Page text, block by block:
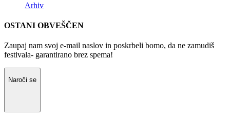
Arhiv
OSTANI OBVEŠČEN
Zaupaj nam svoj e-mail naslov in poskrbeli bomo, da ne zamudiš
festivala- garantirano brez spema!
Naroči se